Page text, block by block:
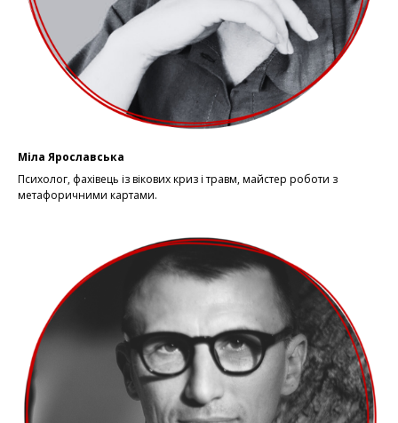
Міла Ярославська
Психолог, фахівець із вікових криз і травм, майстер роботи з
метафоричними картами.